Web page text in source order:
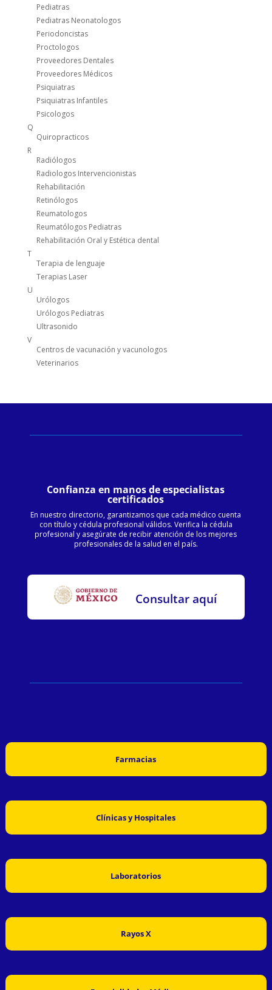
Pediatras
Pediatras Neonatologos
Periodoncistas
Proctologos
Proveedores Dentales
Proveedores Médicos
Psiquiatras
Psiquiatras Infantiles
Psicologos
Q
Quiropracticos
R
Radiólogos
Radiologos Intervencionistas
Rehabilitación
Retinólogos
Reumatologos
Reumatólogos Pediatras
Rehabilitación Oral y Estética dental
T
Terapia de lenguaje
Terapias Laser
U
Urólogos
Urólogos Pediatras
Ultrasonido
V
Centros de vacunación y vacunologos
Veterinarios
Confianza en manos de especialistas
certificados
En nuestro directorio, garantizamos que cada médico cuenta
con título y cédula profesional válidos. Verifica la cédula
profesional y asegúrate de recibir atención de los mejores
profesionales de la salud en el país.
Consultar aquí
Farmacias
Clínicas y Hospitales
Laboratorios
Rayos X